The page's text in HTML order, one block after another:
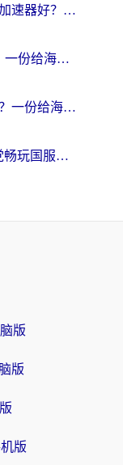
玩崩坏学园2海外用什么免费加速器好？2026海外党亲测国服游戏加速指南
国外如何玩新笑傲江湖不卡？一份给海外游子的终极网络指南
在南非玩刀塔2用什么加速器？一份给海外游子的终极生存指南
Dive用什么加速器好？海外党畅玩国服游戏的终极避坑指南
版
版
版